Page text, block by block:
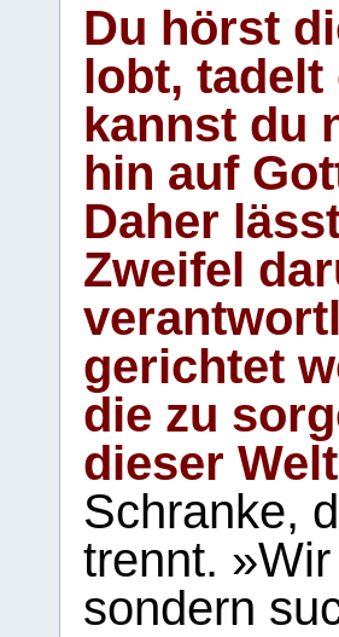
Du hörst
lobt,
kannst du
hin auf
Daher
Zweifel
gerichtet
die zu
dieser
Schranke,
trennt.
sondern